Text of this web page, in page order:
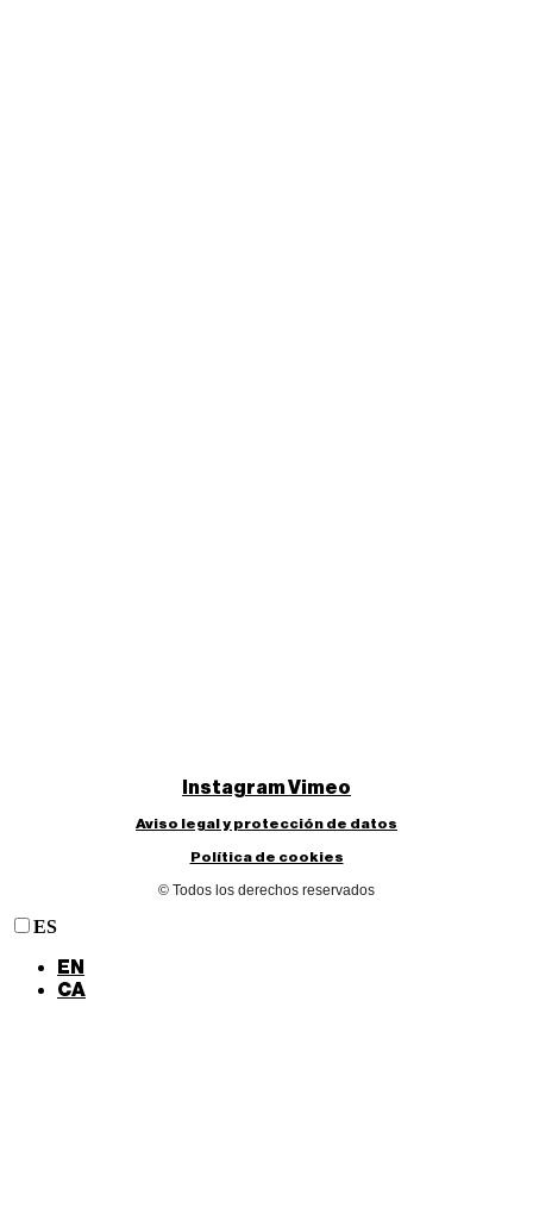
InstagramVimeo
Aviso legal y protección de datos
Política de cookies
© Todos los derechos reservados
ES
EN
CA